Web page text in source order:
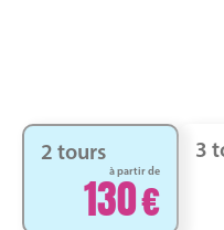
2 tours
à partir de
130
3